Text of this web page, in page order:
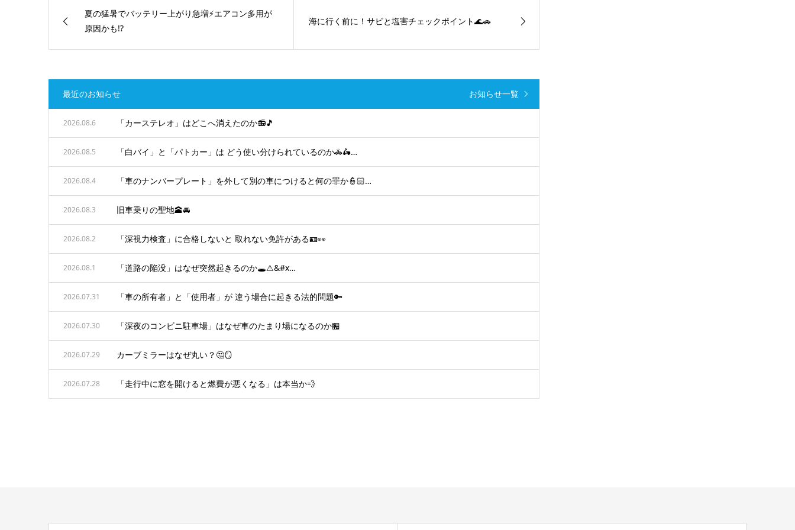
夏の猛暑でバッテリー上がり急増⚡エアコン多用が
原因かも!?
海に行く前に！サビと塩害チェックポイント🌊🚗
最近のお知らせ お知らせ一覧
「カーステレオ」はどこへ消えたのか📻🎵
2026.08.6
「白バイ」と「パトカー」は どう使い分けられているのか🚓🛵…
2026.08.5
「車のナンバープレート」を外して別の車につけると何の罪か👮🏻…
2026.08.4
旧車乗りの聖地🕋🚘
2026.08.3
「深視力検査」に合格しないと 取れない免許がある🪪👀
2026.08.2
「道路の陥没」はなぜ突然起きるのか🕳️⚠&#x…
2026.08.1
「車の所有者」と「使用者」が 違う場合に起きる法的問題🔑
2026.07.31
「深夜のコンビニ駐車場」はなぜ車のたまり場になるのか🏪
2026.07.30
カーブミラーはなぜ丸い？🤔🪞
2026.07.29
「走行中に窓を開けると燃費が悪くなる」は本当か💨
2026.07.28